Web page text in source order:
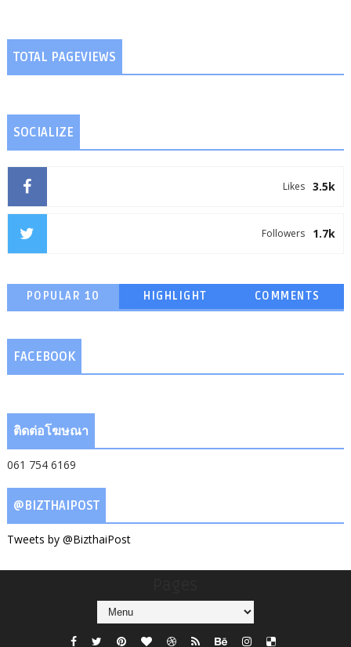
TOTAL PAGEVIEWS
SOCIALIZE
3.5k
Likes
1.7k
Followers
POPULAR 10 HIGHLIGHT COMMENTS
FACEBOOK
ติดต่อโฆษณา
061 754 6169
@BIZTHAIPOST
Tweets by @BizthaiPost